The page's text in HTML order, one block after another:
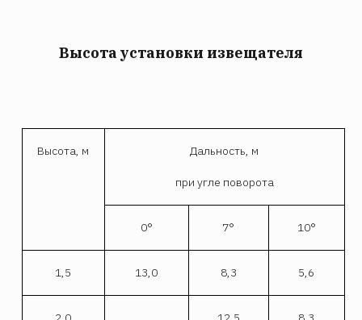
Высота установки извещателя
Высота, м Дальность, м
при угле поворота
0° 7° 10°
1,5 13,0 8,3 5,6